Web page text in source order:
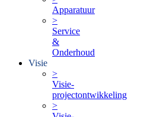
Apparatuur
>
Service
&
Onderhoud
Visie
>
Visie-
projectontwikkeling
>